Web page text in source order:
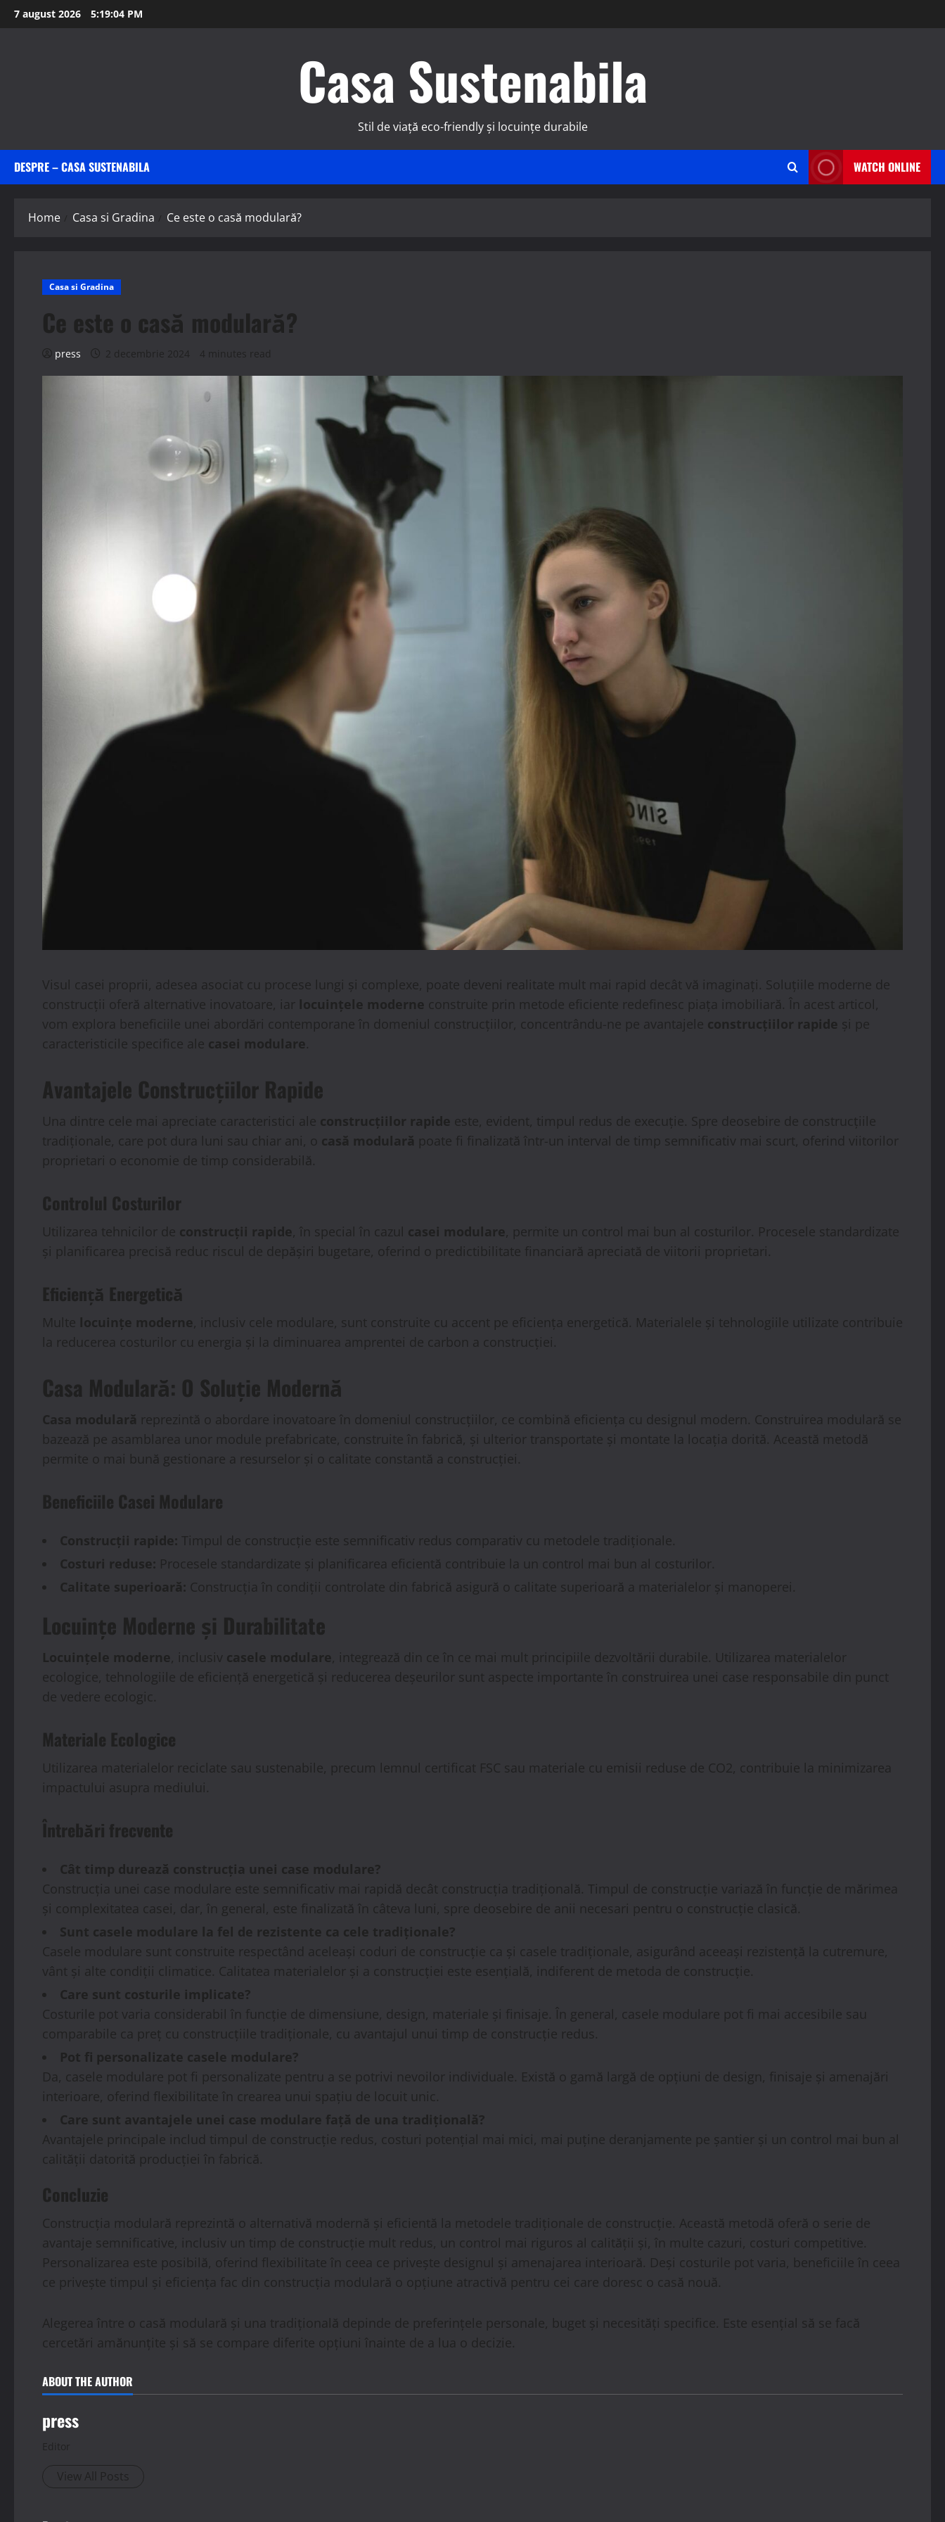
Skip
to
7 august 2026 5:19:05 PM
Casa Sustenabila
Stil de viață eco-friendly și locuințe durabile
DESPRE – CASA SUSTENABILA WATCH ONLINE
Home Casa si Gradina Ce este o casă modulară?
Casa si Gradina
Ce este o casă modulară?
press 2 decembrie 2024 4 minutes read
Visul casei proprii, adesea asociat cu procese lungi și complexe, poate deveni realitate mult mai rapid decât vă imaginați. Soluțiile moderne de
construcții oferă alternative inovatoare, iar locuințele moderne construite prin metode eficiente redefinesc piața imobiliară. În acest articol,
vom explora beneficiile unei abordări contemporane în domeniul construcțiilor, concentrându-ne pe avantajele construcțiilor rapide și pe
caracteristicile specifice ale casei modulare.
Avantajele Construcțiilor Rapide
Una dintre cele mai apreciate caracteristici ale construcțiilor rapide este, evident, timpul redus de execuție. Spre deosebire de construcțiile
tradiționale, care pot dura luni sau chiar ani, o casă modulară poate fi finalizată într-un interval de timp semnificativ mai scurt, oferind viitorilor
proprietari o economie de timp considerabilă.
Controlul Costurilor
Utilizarea tehnicilor de construcții rapide, în special în cazul casei modulare, permite un control mai bun al costurilor. Procesele standardizate
și planificarea precisă reduc riscul de depășiri bugetare, oferind o predictibilitate financiară apreciată de viitorii proprietari.
Eficiență Energetică
Multe locuințe moderne, inclusiv cele modulare, sunt construite cu accent pe eficiența energetică. Materialele și tehnologiile utilizate contribuie
la reducerea costurilor cu energia și la diminuarea amprentei de carbon a construcției.
Casa Modulară: O Soluție Modernă
Casa modulară reprezintă o abordare inovatoare în domeniul construcțiilor, ce combină eficiența cu designul modern. Construirea modulară se
bazează pe asamblarea unor module prefabricate, construite în fabrică, și ulterior transportate și montate la locația dorită. Această metodă
permite o mai bună gestionare a resurselor și o calitate constantă a construcției.
Beneficiile Casei Modulare
Construcții rapide: Timpul de construcție este semnificativ redus comparativ cu metodele tradiționale.
Costuri reduse: Procesele standardizate și planificarea eficientă contribuie la un control mai bun al costurilor.
Calitate superioară: Construcția în condiții controlate din fabrică asigură o calitate superioară a materialelor și manoperei.
Locuințe Moderne și Durabilitate
Locuințele moderne, inclusiv casele modulare, integrează din ce în ce mai mult principiile dezvoltării durabile. Utilizarea materialelor
ecologice, tehnologiile de eficiență energetică și reducerea deșeurilor sunt aspecte importante în construirea unei case responsabile din punct
de vedere ecologic.
Materiale Ecologice
Utilizarea materialelor reciclate sau sustenabile, precum lemnul certificat FSC sau materiale cu emisii reduse de CO2, contribuie la minimizarea
impactului asupra mediului.
Întrebări frecvente
Cât timp durează construcția unei case modulare?
Construcția unei case modulare este semnificativ mai rapidă decât construcția tradițională. Timpul de construcție variază în funcție de mărimea
și complexitatea casei, dar, în general, este finalizată în câteva luni, spre deosebire de anii necesari pentru o construcție clasică.
Sunt casele modulare la fel de rezistente ca cele tradiționale?
Casele modulare sunt construite respectând aceleași coduri de construcție ca și casele tradiționale, asigurând aceeași rezistență la cutremure,
vânt și alte condiții climatice. Calitatea materialelor și a construcției este esențială, indiferent de metoda de construcție.
Care sunt costurile implicate?
Costurile pot varia considerabil în funcție de dimensiune, design, materiale și finisaje. În general, casele modulare pot fi mai accesibile sau
comparabile ca preț cu construcțiile tradiționale, cu avantajul unui timp de construcție redus.
Pot fi personalizate casele modulare?
Da, casele modulare pot fi personalizate pentru a se potrivi nevoilor individuale. Există o gamă largă de opțiuni de design, finisaje și amenajări
interioare, oferind flexibilitate în crearea unui spațiu de locuit unic.
Care sunt avantajele unei case modulare față de una tradițională?
Avantajele principale includ timpul de construcție redus, costuri potențial mai mici, mai puține deranjamente pe șantier și un control mai bun al
calității datorită producției în fabrică.
Concluzie
Construcția modulară reprezintă o alternativă modernă și eficientă la metodele tradiționale de construcție. Această metodă oferă o serie de
avantaje semnificative, inclusiv un timp de construcție mult redus, un control mai riguros al calității și, în multe cazuri, costuri competitive.
Personalizarea este posibilă, oferind flexibilitate în ceea ce privește designul și amenajarea interioară. Deși costurile pot varia, beneficiile în ceea
ce privește timpul și eficiența fac din construcția modulară o opțiune atractivă pentru cei care doresc o casă nouă.
Alegerea între o casă modulară și una tradițională depinde de preferințele personale, buget și necesități specifice. Este esențial să se facă
cercetări amănunțite și să se compare diferite opțiuni înainte de a lua o decizie.
ABOUT THE AUTHOR
press
Editor
View All Posts